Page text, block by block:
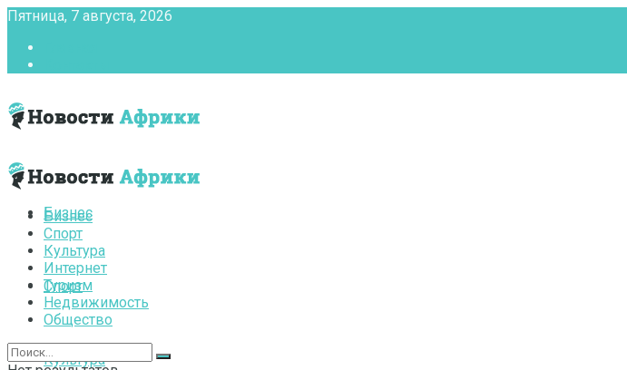
Пятница, 7 августа, 2026
Бизнес
Спорт
Культура
Бизнес
Спорт
Культура
Интернет
Туризм
Недвижимость
Общество